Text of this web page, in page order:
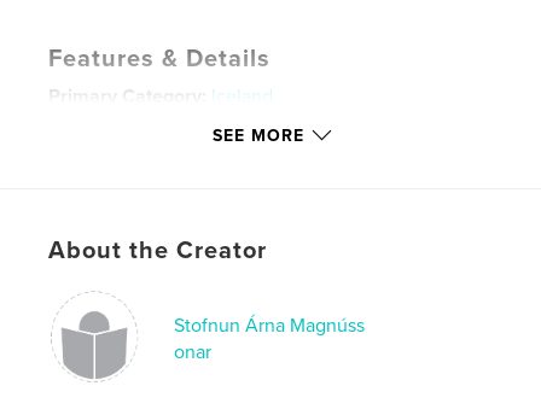
Features & Details
Primary Category:
Iceland
Small Square, 7×7 in, 18×18 cm
Keywords
Árnastofnun
SEE MORE
About the Creator
Stofnun Árna Magnúss
onar